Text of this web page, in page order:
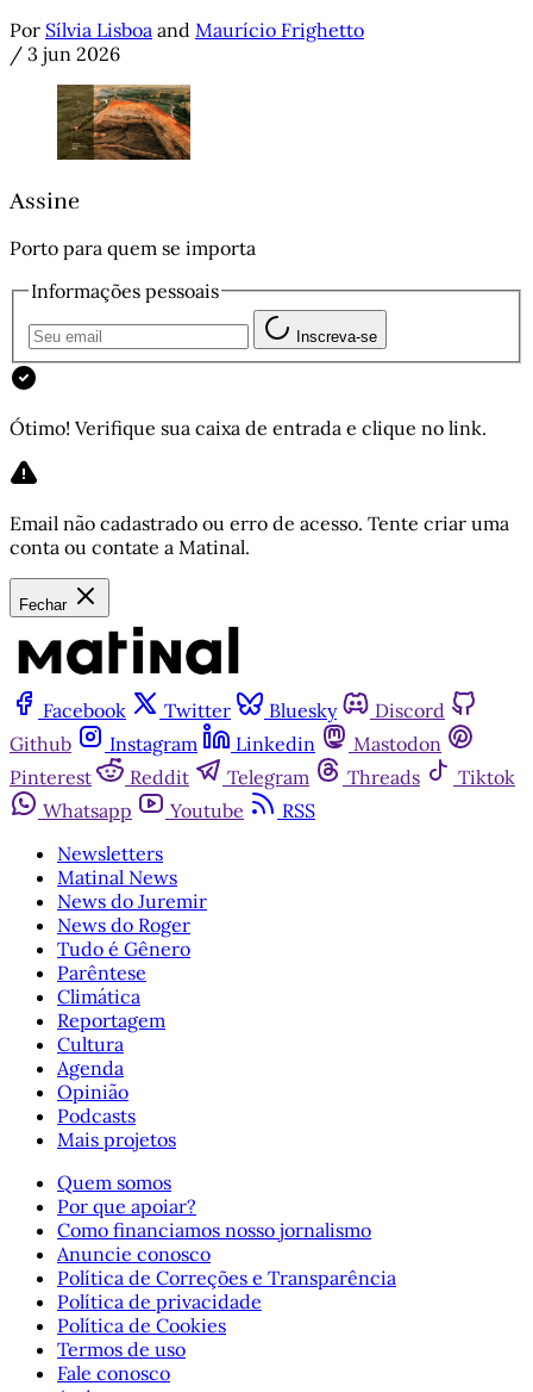
Por Sílvia Lisboa and Maurício Frighetto
/ 3 jun 2026
Assine
Porto para quem se importa
Informações pessoais
Inscreva-se
Ótimo! Verifique sua caixa de entrada e clique no link.
Email não cadastrado ou erro de acesso. Tente criar uma
conta ou contate a Matinal.
Fechar
Facebook Twitter Bluesky
Discord
Github
Instagram Linkedin
Mastodon
Pinterest
Reddit Telegram Threads
Tiktok
Whatsapp
Youtube
RSS
Newsletters
Matinal News
News do Juremir
News do Roger
Tudo é Gênero
Parêntese
Climática
Reportagem
Cultura
Agenda
Opinião
Podcasts
Mais projetos
Quem somos
Por que apoiar?
Como financiamos nosso jornalismo
Anuncie conosco
Política de Correções e Transparência
Política de privacidade
Política de Cookies
Termos de uso
Fale conosco